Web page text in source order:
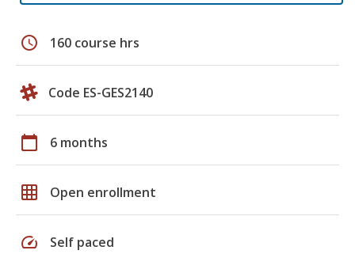
schedule 160 course hrs
Code ES-GES2140
calendar_today 6 months
grid_on Open enrollment
speed Self paced